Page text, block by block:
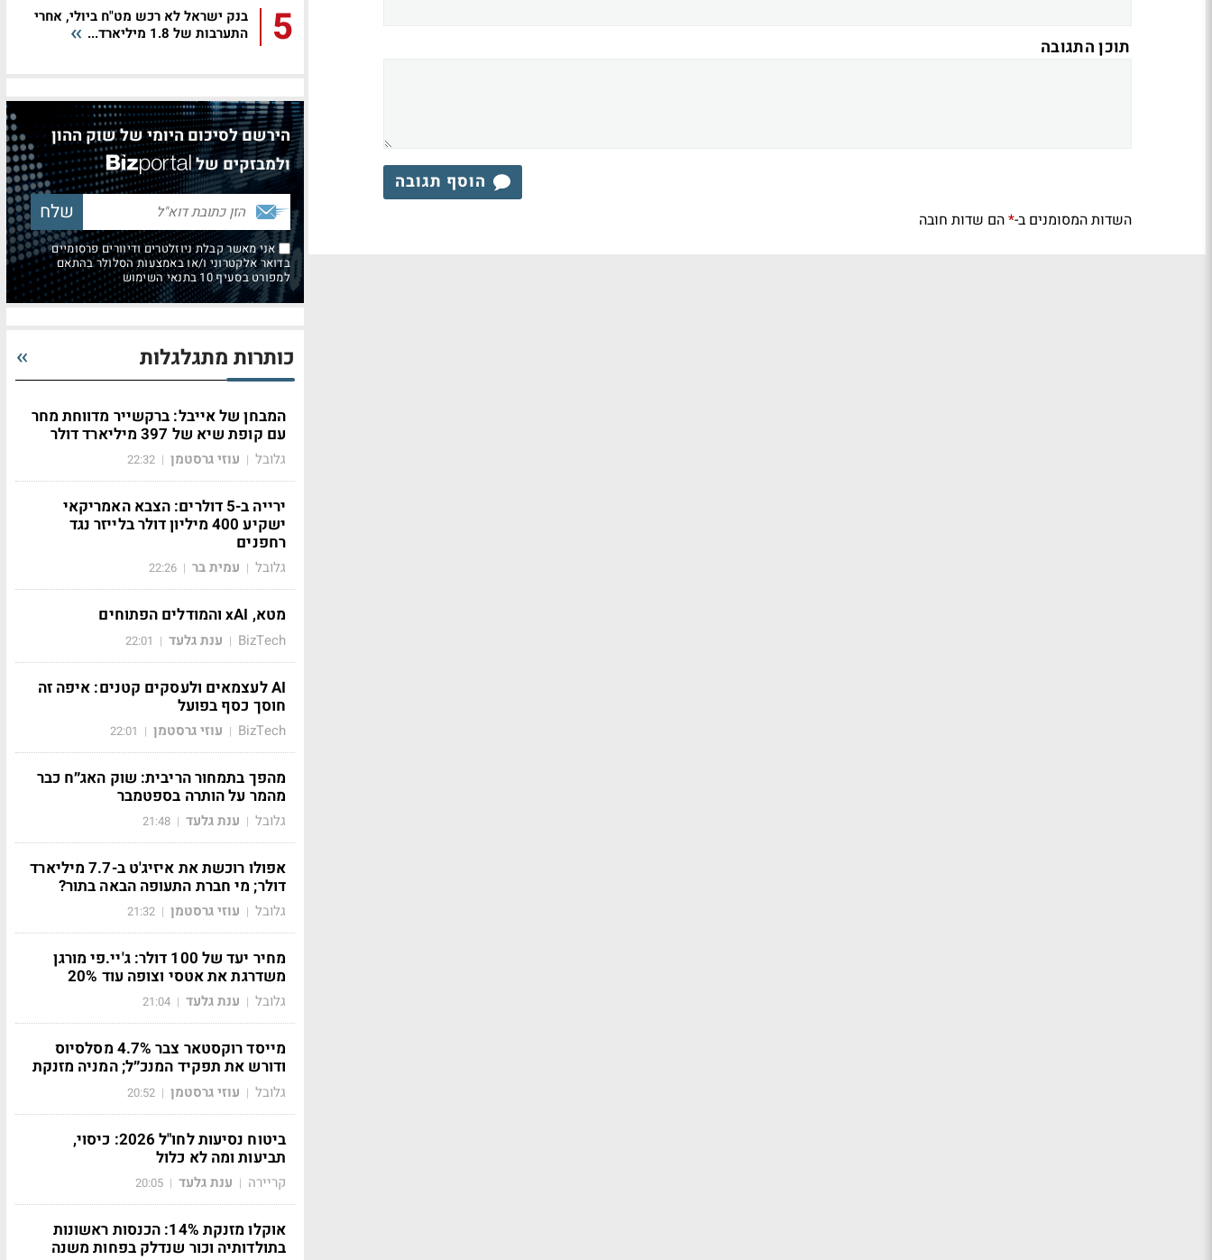
תוכן התגובה
הוסף תגובה
השדות המסומנים ב-*הם שדות חובה
5
בנק ישראל לא רכש מט"ח ביולי, אחרי
התערבות של 1.8 מיליארד...
הירשם לסיכום היומי של שוק ההון
ולמבזקים של
אני מאשר קבלת ניוזלטרים ודיוורים פרסומיים
בדואר אלקטרוני ו/או באמצעות הסלולר בהתאם
למפורט בסעיף 10 בתנאי השימוש
כותרות מתגלגלות
המבחן של אייבל: ברקשייר מדווחת מחר
עם קופת שיא של 397 מיליארד דולר
גלובל | עוזי גרסטמן |
22:32
ירייה ב-5 דולרים: הצבא האמריקאי
ישקיע 400 מיליון דולר בלייזר נגד
רחפנים
גלובל | עמית בר |
22:26
מטא, xAI והמודלים הפתוחים
BizTech
| ענת גלעד |
22:01
AI לעצמאים ולעסקים קטנים: איפה זה
חוסך כסף בפועל
BizTech
| עוזי גרסטמן |
22:01
מהפך בתמחור הריבית: שוק האג״ח כבר
מהמר על הותרה בספטמבר
גלובל | ענת גלעד |
21:48
אפולו רוכשת את איזיג'ט ב-7.7 מיליארד
דולר; מי חברת התעופה הבאה בתור?
גלובל | עוזי גרסטמן |
21:32
מחיר יעד של 100 דולר: ג'יי.פי מורגן
משדרגת את אטסי וצופה עוד 20%
גלובל | ענת גלעד |
21:04
מייסד רוקסטאר צבר 4.7% מסלסיוס
ודורש את תפקיד המנכ״ל; המניה מזנקת
גלובל | עוזי גרסטמן |
20:52
ביטוח נסיעות לחו"ל 2026: כיסוי,
תביעות ומה לא כלול
קריירה | ענת גלעד |
20:05
אוקלו מזנקת 14%: הכנסות ראשונות
בתולדותיה וכור שנדלק בפחות משנה